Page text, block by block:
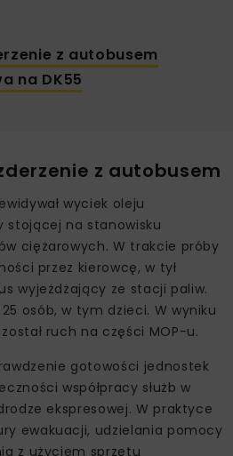
z autobusem
na DK55
z autobusem
wyciek oleju
stojącej na stanowisku
ciężarowych. W trakcie próby
przez kierowcę, w tył
wyjeżdżający ze stacji paliw.
osób, w tym dzieci. W wyniku
ruch na części MOP-u.
gotowości jednostek
współpracy służb w
ekspresowej. W praktyce
ewakuacji, udzielania pomocy
z użyciem sprzętu